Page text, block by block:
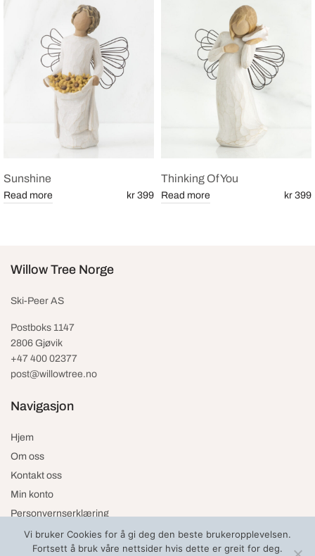
Sunshine
kr 399
Read more
Thinking Of You
kr 399
Read more
Willow Tree Norge
Ski-Peer AS
Postboks 1147
2806 Gjøvik
+47 400 02377
post@willowtree.no
Navigasjon
Hjem
Om oss
Kontakt oss
Min konto
Personvernserklæring
Vi bruker Cookies for å gi deg den beste brukeropplevelsen.
Fortsett å bruk våre nettsider hvis dette er greit for deg.